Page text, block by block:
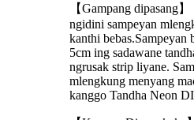
【Gampang dipasang
ngidini sampeyan
kanthi bebas.Sampeyan
5cm ing sadawane
ngrusak strip liyane.
mlengkung menyang
kanggo Tandha Neon